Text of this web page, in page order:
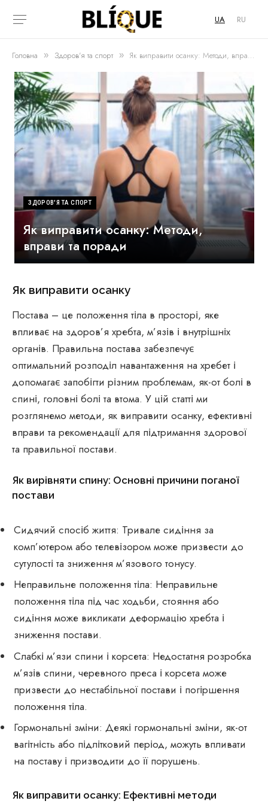
UA RU
Головна » Здоров'я та спорт » Як виправити осанку: Методи, вправи та поради
ЗДОРОВ'Я ТА СПОРТ
Як виправити осанку: Методи,
вправи та поради
Як виправити осанку
Постава – це положення тіла в просторі, яке
впливає на здоров’я хребта, м’язів і внутрішніх
органів. Правильна постава забезпечує
оптимальний розподіл навантаження на хребет і
допомагає запобігти різним проблемам, як-от болі в
спині, головні болі та втома. У цій статті ми
розглянемо методи, як виправити осанку, ефективні
вправи та рекомендації для підтримання здорової
та правильної постави.
Як вирівняти спину: Основні причини поганої
постави
Сидячий спосіб життя: Тривале сидіння за
комп’ютером або телевізором може призвести до
сутулості та зниження м’язового тонусу.
Неправильне положення тіла: Неправильне
положення тіла під час ходьби, стояння або
сидіння може викликати деформацію хребта і
зниження постави.
Слабкі м’язи спини і корсета: Недостатня розробка
м’язів спини, черевного преса і корсета може
призвести до нестабільної постави і погіршення
положення тіла.
Гормональні зміни: Деякі гормональні зміни, як-от
вагітність або підлітковий період, можуть впливати
на поставу і призводити до її порушень.
Як виправити осанку: Ефективні методи